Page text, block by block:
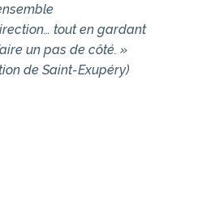
tout en gardant
un pas de côté. »
de Saint-Exupéry)